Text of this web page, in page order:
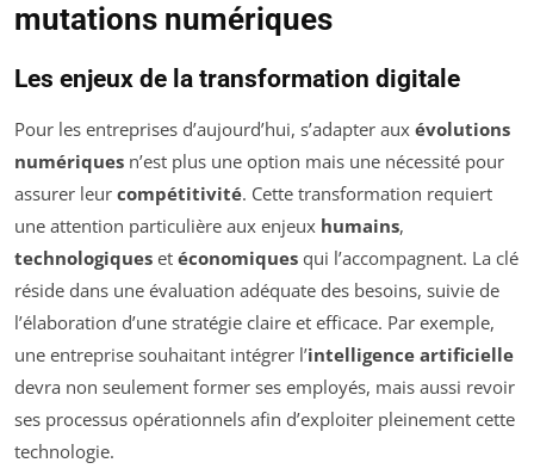
mutations numériques
Les enjeux de la transformation digitale
Pour les entreprises d’aujourd’hui, s’adapter aux évolutions
numériques n’est plus une option mais une nécessité pour
assurer leur compétitivité. Cette transformation requiert
une attention particulière aux enjeux humains,
technologiques et économiques qui l’accompagnent. La clé
réside dans une évaluation adéquate des besoins, suivie de
l’élaboration d’une stratégie claire et efficace. Par exemple,
une entreprise souhaitant intégrer l’intelligence artificielle
devra non seulement former ses employés, mais aussi revoir
ses processus opérationnels afin d’exploiter pleinement cette
technologie.